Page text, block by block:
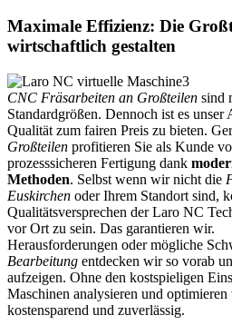
Maximale Effizienz: Die
wirtschaftlich gestalten
CNC Fräsarbeiten an Großteilen sind
Standardgrößen. Dennoch ist es unser
Qualität zum fairen Preis zu bieten.
Großteilen profitieren Sie als Kunde
prozesssicheren Fertigung dank
Methoden. Selbst wenn wir nicht die
Euskirchen oder Ihrem Standort sind,
Qualitätsversprechen der Laro NC
vor Ort zu sein. Das garantieren wir.
Herausforderungen oder mögliche
Bearbeitung entdecken wir so vorab
aufzeigen. Ohne den kostspieligen
Maschinen analysieren und
kostensparend und zuverlässig.